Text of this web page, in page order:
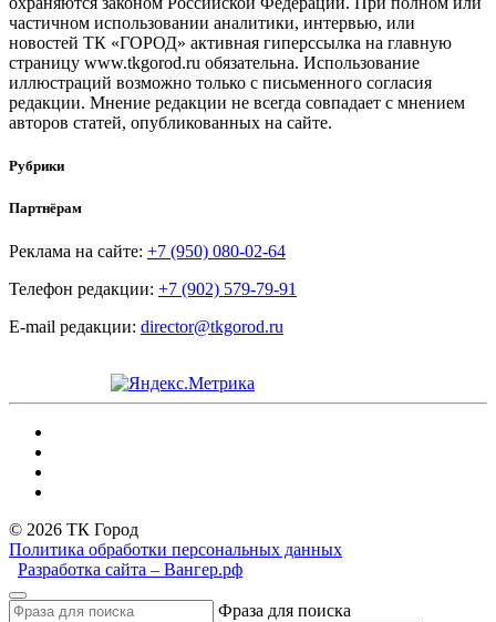
частичном использовании аналитики, интервью, или
новостей ТК «ГОРОД» активная гиперссылка на главную
страницу www.tkgorod.ru обязательна. Использование
иллюстраций возможно только с письменного согласия
редакции. Мнение редакции не всегда совпадает с мнением
авторов статей, опубликованных на сайте.
Рубрики
Партнёрам
Реклама на сайте: +7 (950) 080-02-64
Телефон редакции: +7 (902) 579-79-91
E-mail редакции: director@tkgorod.ru
© 2026 ТК Город
Политика обработки персональных данных
Разработка сайта – Вангер.рф
Фраза для поиска